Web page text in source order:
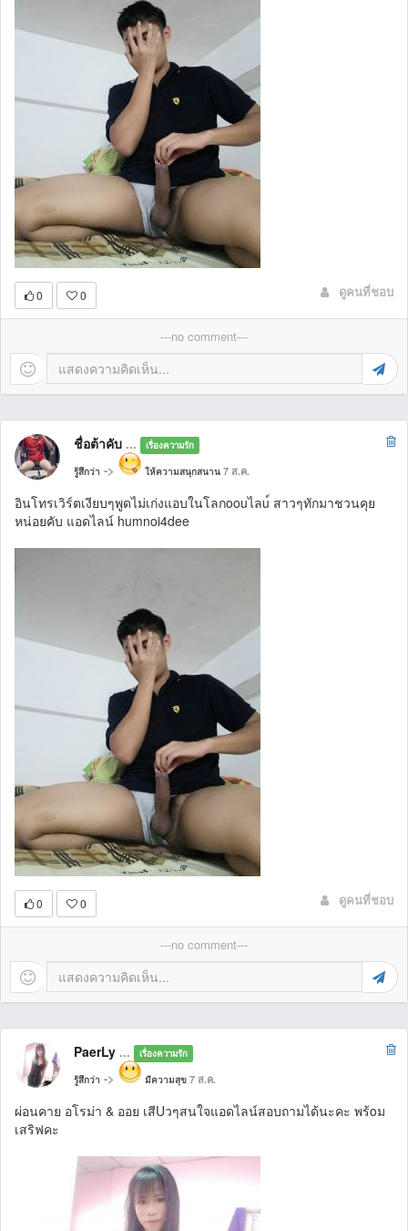
0 0 ดูคนที่ชอบ
---no comment---
ชื่อต้าคับ ... เรื่องความรัก
รู้สึกว่า -> ให้ความสนุกสนาน 7 ส.ค.
อินโทรเวิร์ตเงียบๆพูดไม่เก่งแอบในโลกoouไลu์ สาวๆทักมาชวนคุย
หน่อยคับ แอดไลน์ humnoi4dee
0 0 ดูคนที่ชอบ
---no comment---
PaerLy ... เรื่องความรัก
รู้สึกว่า -> มีความสุข 7 ส.ค.
ผ่อนคาย อโรม่า & ออย เสีUวๆสนใจแอดไลน์สอบถามได้นะคะ พร้oม
เสริฟคะ